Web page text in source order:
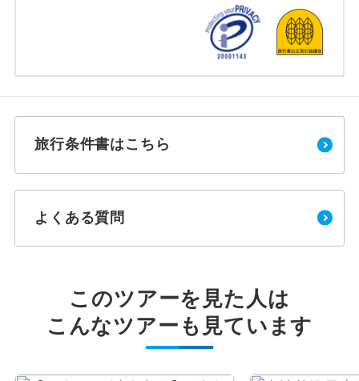
旅行条件書はこちら
よくある質問
このツアーを見た人は
こんなツアーも見ています